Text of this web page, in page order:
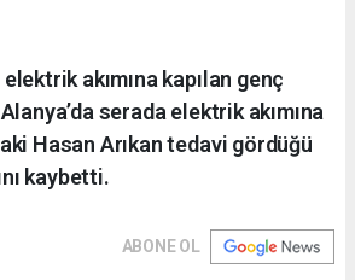
akımına kapılan genç
serada elektrik akımına
Hasan Arıkan tedavi gördüğü
kaybetti.
ABONE OL